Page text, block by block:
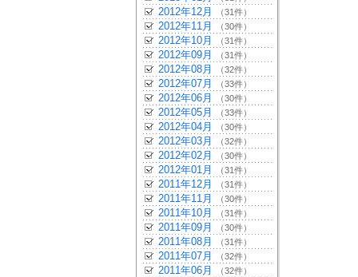
2012年12月 （31件）
2012年11月 （30件）
2012年10月 （31件）
2012年09月 （31件）
2012年08月 （32件）
2012年07月 （33件）
2012年06月 （30件）
2012年05月 （33件）
2012年04月 （30件）
2012年03月 （32件）
2012年02月 （30件）
2012年01月 （31件）
2011年12月 （31件）
2011年11月 （30件）
2011年10月 （31件）
2011年09月 （30件）
2011年08月 （31件）
2011年07月 （32件）
2011年06月 （32件）